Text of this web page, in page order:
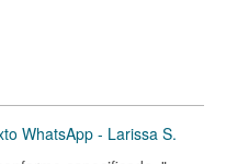
WhatsApp - Larissa S.